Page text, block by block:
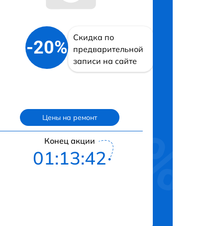
-20%
Скидка по
предварительной
записи на сайте
Цены на ремонт
Конец акции
01:13:42